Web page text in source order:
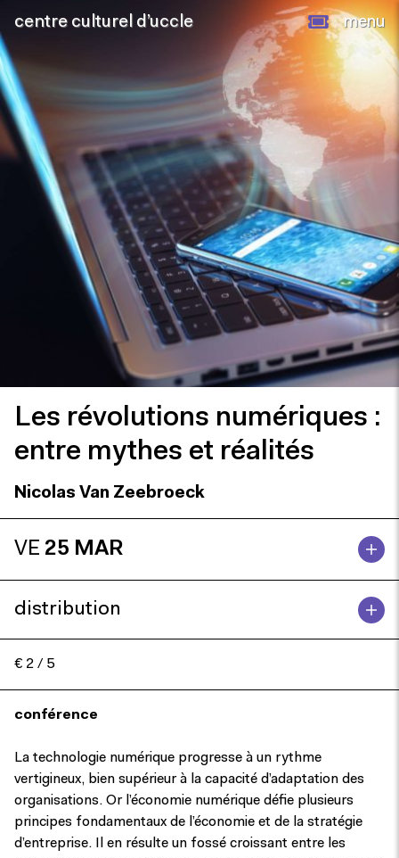
centre culturel d’uccle menu
Les révolutions numériques :
entre mythes et réalités
Nicolas Van Zeebroeck
VE 25 MAR
distribution
€ 2 / 5
conférence
La technologie numérique progresse à un rythme
vertigineux, bien supérieur à la capacité d’adaptation des
organisations. Or l’économie numérique défie plusieurs
principes fondamentaux de l’économie et de la stratégie
d’entreprise. Il en résulte un fossé croissant entre les